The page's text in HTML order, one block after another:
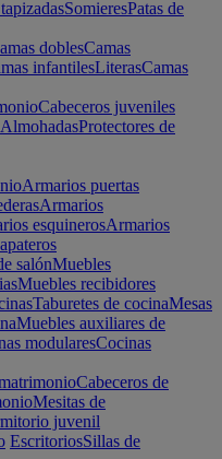
SomieresPatas de
doblesCamas
infantilesLiterasCamas
Cabeceros juveniles
AlmohadasProtectores de
Armarios puertas
Armarios
esquinerosArmarios
salónMuebles
Muebles recibidores
Taburetes de cocinaMesas
Muebles auxiliares de
modularesCocinas
Cabeceros de
Mesitas de
juvenil
EscritoriosSillas de